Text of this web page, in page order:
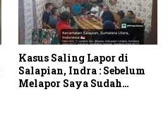
Kasus Saling Lapor di
Salapian, Indra : Sebelum
Melapor Saya Sudah